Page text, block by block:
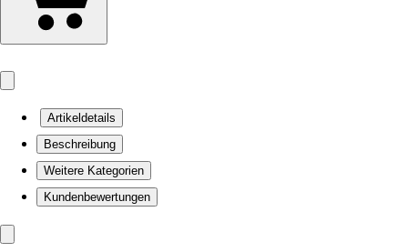
Artikeldetails
Beschreibung
Weitere Kategorien
Kundenbewertungen